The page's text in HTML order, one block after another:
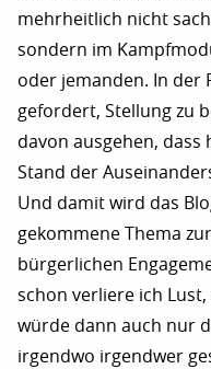
mehrheitlich nicht
sondern im
oder jemanden. In der
gefordert, Stellung zu
davon ausgehen, dass
Stand der
Und damit wird das
gekommene Thema
bürgerlichen
schon verliere ich
würde dann auch nur
irgendwo irgendwer